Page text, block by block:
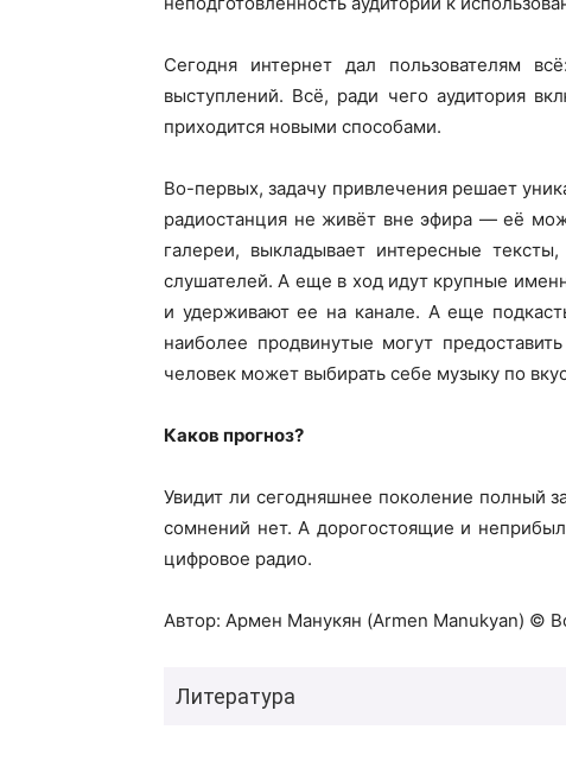
Сегодня интернет дал пользователям
выступлений. Всё, ради чего аудитория
приходится новыми способами.
Во-первых, задачу привлечения решает
радиостанция не живёт вне эфира — её
галереи, выкладывает интересные
слушателей. А еще в ход идут крупные
и удерживают ее на канале. А еще
наиболее продвинутые могут
человек может выбирать себе музыку по
Каков прогноз?
Увидит ли сегодняшнее поколение полный
сомнений нет. А дорогостоящие и
цифровое радио.
Автор: Армен Манукян (Armen Manukyan) ©
Литература